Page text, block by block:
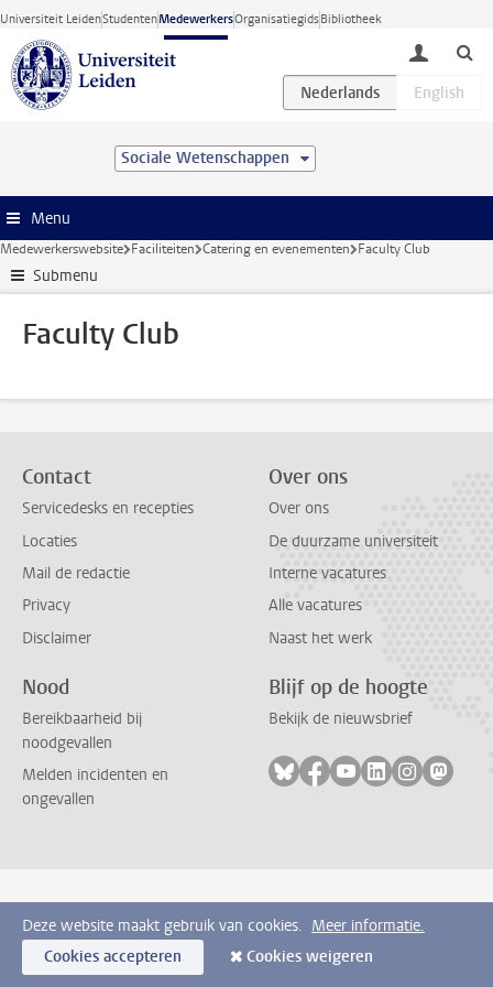
Ga direct naar de inhoud
Universiteit LeidenStudentenMedewerkersOrganisatiegidsBibliotheek
toggle
Sociale Wetenschappen
Menu
Medewerkerswebsite Faciliteiten Catering en evenementen Faculty Club
Submenu
Faculty Club
Contact
Servicedesks en recepties
Locaties
Mail de redactie
Privacy
Disclaimer
Over ons
Over ons
De duurzame universiteit
Interne vacatures
Alle vacatures
Naast het werk
Nood
Bereikbaarheid bij
noodgevallen
Melden incidenten en
ongevallen
Blijf op de hoogte
Bekijk de nieuwsbrief
Volg ons op bluesky
Volg ons op facebook
Volg ons op
Volg ons op
Volg ons
Volg
Deze website maakt gebruik van cookies. Meer informatie.
Cookies accepteren
Cookies weigeren